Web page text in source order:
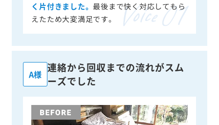
く片付きました。 最後まで快く対応してもら
えたため大変満足です。
A様
連絡から回収までの流れがスム
ーズでした